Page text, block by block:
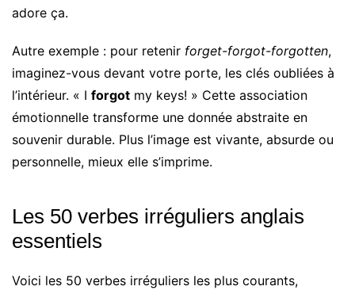
adore ça.
Autre exemple : pour retenir forget-forgot-forgotten,
imaginez-vous devant votre porte, les clés oubliées à
l’intérieur. « I forgot my keys! » Cette association
émotionnelle transforme une donnée abstraite en
souvenir durable. Plus l’image est vivante, absurde ou
personnelle, mieux elle s’imprime.
Les 50 verbes irréguliers anglais
essentiels
Voici les 50 verbes irréguliers les plus courants,